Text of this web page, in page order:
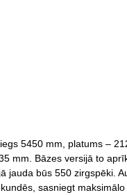
5450 mm, platums –
mm. Bāzes versijā to
jauda būs 550 zirgspēki.
sasniegt